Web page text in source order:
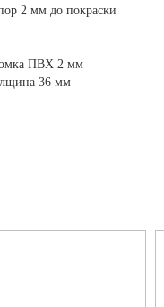
2 мм до покраски
ПВХ 2 мм
36 мм